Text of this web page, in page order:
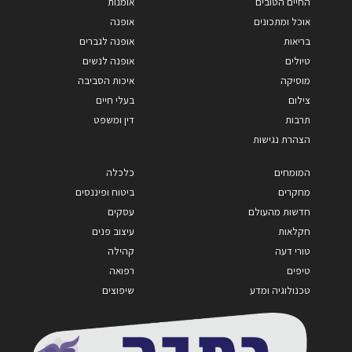
אוכל ומתכונים
בריאות
טיולים
מוסיקה
צילום
תרבות
הצהרת נגישות
אופנה
אופנה לגברים
אופנה לנשים
איכות הסביבה
בעלי חיים
דין ומשפט
המומחים
מחקרים
חדשות מהעולם
חקלאות
טורי דעה
טיפים
טכנולוגיה ומדע
כלכלה
ביטוח ופיננסים
עסקים
עיצוב פנים
קהילה
רפואה
שיפוצים